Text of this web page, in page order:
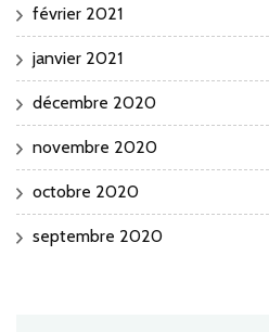
février 2021
janvier 2021
décembre 2020
novembre 2020
octobre 2020
septembre 2020